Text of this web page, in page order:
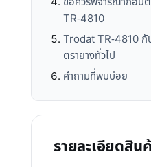
TR-4810
Trodat TR-4810 กั
ตรายางทั่วไป
คำถามที่พบบ่อย
รายละเอียดสิน